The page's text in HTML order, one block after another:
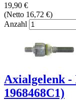
19,90 €
(Netto 16,72 €)
Anzahl
Axialgelenk -
1968468C1)